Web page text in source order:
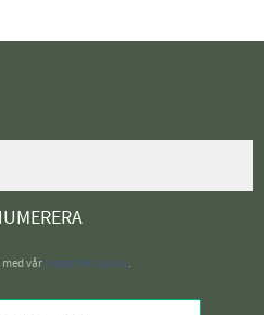
vår integritetspolicy.